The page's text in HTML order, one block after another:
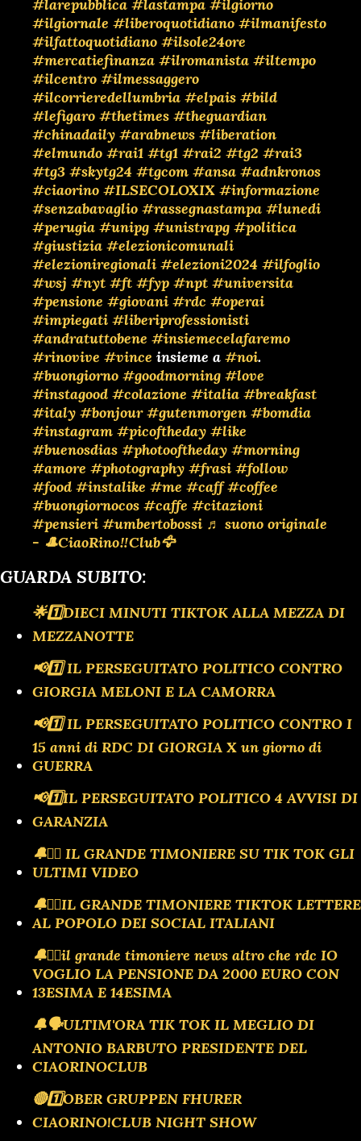
#larepubblica #lastampa #ilgiorno
#ilgiornale #liberoquotidiano #ilmanifesto
#ilfattoquotidiano #ilsole24ore
#mercatiefinanza #ilromanista #iltempo
#ilcentro #ilmessaggero
#ilcorrieredellumbria #elpais #bild
#lefigaro #thetimes #theguardian
#chinadaily #arabnews #liberation
#elmundo #rai1 #tg1 #rai2 #tg2 #rai3
#tg3 #skytg24 #tgcom #ansa #adnkronos
#ciaorino #ILSECOLOXIX #informazione
#senzabavaglio #rassegnastampa #lunedi
#perugia #unipg #unistrapg #politica
#giustizia #elezionicomunali
#elezioniregionali #elezioni2024 #ilfoglio
#wsj #nyt #ft #fyp #npt #universita
#pensione #giovani #rdc #operai
#impiegati #liberiprofessionisti
#andratuttobene #insiemecelafaremo
#rinovive #vince insieme a #noi.
#buongiorno #goodmorning #love
#instagood #colazione #italia #breakfast
#italy #bonjour #gutenmorgen #bomdia
#instagram #picoftheday #like
#buenosdias #photooftheday #morning
#amore #photography #frasi #follow
#food #instalike #me #caff #coffee
#buongiornocos #caffe #citazioni
#pensieri #umbertobossi ♬ suono originale
- 🎩CiaoRino‼️Club🦅
GUARDA SUBITO:
🌟1️⃣DIECI MINUTI TIKTOK ALLA MEZZA DI
MEZZANOTTE
📢1️⃣ IL PERSEGUITATO POLITICO CONTRO
GIORGIA MELONI E LA CAMORRA
📢1️⃣ IL PERSEGUITATO POLITICO CONTRO I
15 anni di RDC DI GIORGIA X un giorno di
GUERRA
📢1️⃣IL PERSEGUITATO POLITICO 4 AVVISI DI
GARANZIA
🔔🏴‍☠️ IL GRANDE TIMONIERE SU TIK TOK GLI
ULTIMI VIDEO
🔔🏴‍☠️IL GRANDE TIMONIERE TIKTOK LETTERE
AL POPOLO DEI SOCIAL ITALIANI
🔔🏴‍☠️il grande timoniere news altro che rdc IO
VOGLIO LA PENSIONE DA 2000 EURO CON
13ESIMA E 14ESIMA
🔔🗣️ULTIM'ORA TIK TOK IL MEGLIO DI
ANTONIO BARBUTO PRESIDENTE DEL
CIAORINOCLUB
🔴1️⃣OBER GRUPPEN FHURER
CIAORINO!CLUB NIGHT SHOW